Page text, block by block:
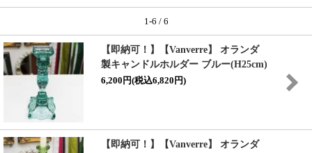
1-6 / 6
【即納可！】【Vanverre】 オランダ
製キャンドルホルダー ブルー(H25cm)
6,200円(税込6,820円)
【即納可！】【Vanverre】 オランダ